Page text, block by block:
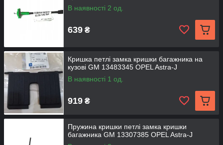
В наявності 2 од.
639 ₴
Кришка петлі замка кришки багажника на
кузові GM 13483345 OPEL Astra-J
В наявності 1 од.
919 ₴
Пружина кришки петлі замка кришки
багажника GM 13307385 OPEL Astra-J